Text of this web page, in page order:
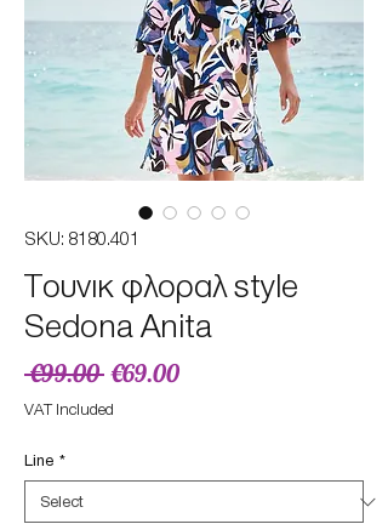
SKU: 8180.401
Τουνικ φλοραλ style
Sedona Anita
€99.00 Regular
Price
€69.00Sale
VAT Included
Line *